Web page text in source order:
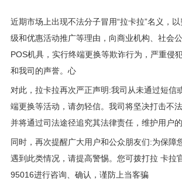
近期市场上出现不法分子冒用“拉卡拉”名义，
级和优惠活动推广等理由，向商业机构、社会
POS机具，实行终端更换等欺诈行为，严重侵
和我司的声誉。心
对此，拉卡拉再次严正声明:我司从未通过短信
端更换等活动，请勿轻信。我司将坚决打击不
并将通过司法途径追究其法律责任，维护用户的
同时，再次提醒广大用户和公众朋友们:为保障
遇到此类情况，请提高警惕。您可拨打拉 卡拉
95016进行咨询、确认，谨防上当客骗